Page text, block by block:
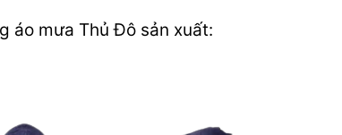
áo mưa Thủ Đô sản xuất: